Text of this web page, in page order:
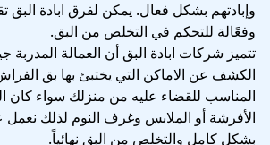
وإبادتهم بشكل فعال. يمكن لفرق ابادة البق
وفعًالة للتحكم في التخلص من البق.
تتميز شركات ابادة البق أن العمالة المدربة
الكشف عن الاماكن التي يختبئ بها بق
المناسب للقضاء عليه من منزلك سواء كان
الأفرشة أو الملابس وغرف النوم لذلك نعمل
بشكل كامل والتخلص من البق نهائياً.